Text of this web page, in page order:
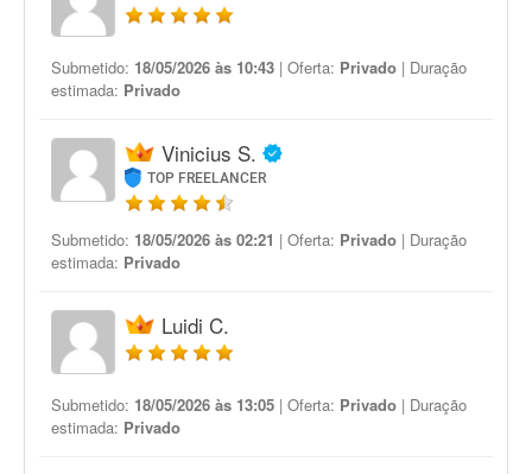
Submetido: 18/05/2026 às 10:43 | Oferta: Privado | Duração
estimada: Privado
Vinicius S.
TOP FREELANCER
Submetido: 18/05/2026 às 02:21 | Oferta: Privado | Duração
estimada: Privado
Luidi C.
Submetido: 18/05/2026 às 13:05 | Oferta: Privado | Duração
estimada: Privado